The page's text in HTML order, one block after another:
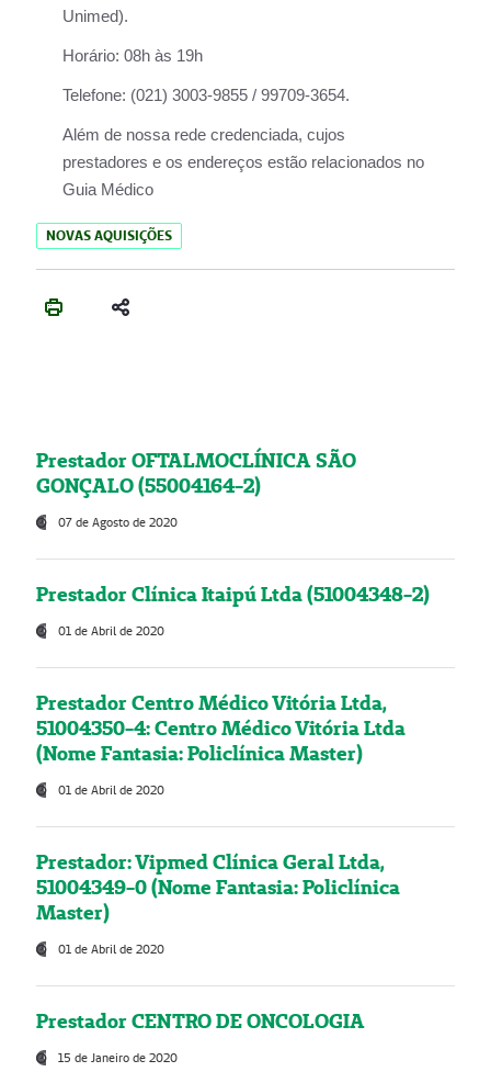
Unimed).
Horário: 08h às 19h
Telefone: (021) 3003-9855 / 99709-3654.
Além de nossa rede credenciada, cujos
prestadores e os endereços estão relacionados no
Guia Médico
NOVAS AQUISIÇÕES
Prestador OFTALMOCLÍNICA SÃO
GONÇALO (55004164-2)
07 de Agosto de 2020
Prestador Clínica Itaipú Ltda (51004348-2)
01 de Abril de 2020
Prestador Centro Médico Vitória Ltda,
51004350-4: Centro Médico Vitória Ltda
(Nome Fantasia: Policlínica Master)
01 de Abril de 2020
Prestador: Vipmed Clínica Geral Ltda,
51004349-0 (Nome Fantasia: Policlínica
Master)
01 de Abril de 2020
Prestador CENTRO DE ONCOLOGIA
15 de Janeiro de 2020